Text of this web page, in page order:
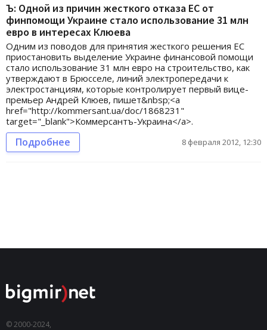
Ъ: Одной из причин жесткого отказа ЕС от
финпомощи Украине стало использование 31 млн
евро в интересах Клюева
Одним из поводов для принятия жесткого решения ЕС
приостановить выделение Украине финансовой помощи
стало использование 31 млн евро на строительство, как
утверждают в Брюсселе, линий электропередачи к
электростанциям, которые контролирует первый вице-
премьер Андрей Клюев, пишет&nbsp;<a
href="http://kommersant.ua/doc/1868231"
target="_blank">Коммерсантъ-Украина</a>.
Подробнее 8 февраля 2012, 12:30
© 2000-2024,